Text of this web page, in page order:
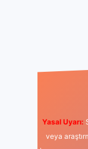
Yasal Uyarı:
veya